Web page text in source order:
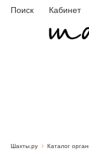
Поиск Кабинет
Шахты.ру Каталог